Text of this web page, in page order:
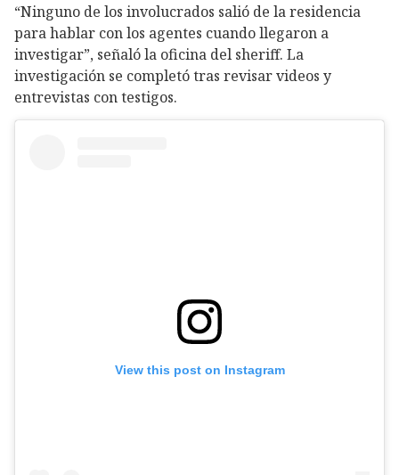
“Ninguno de los involucrados salió de la residencia
para hablar con los agentes cuando llegaron a
investigar”, señaló la oficina del sheriff. La
investigación se completó tras revisar videos y
entrevistas con testigos.
View this post on Instagram